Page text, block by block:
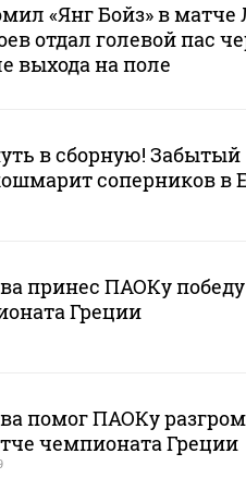
«Янг Бойз» в матче
отдал голевой пас
выхода на поле
в сборную! Забытый
соперников в
принес ПАОКу
Греции
помог ПАОКу
чемпионата Греции